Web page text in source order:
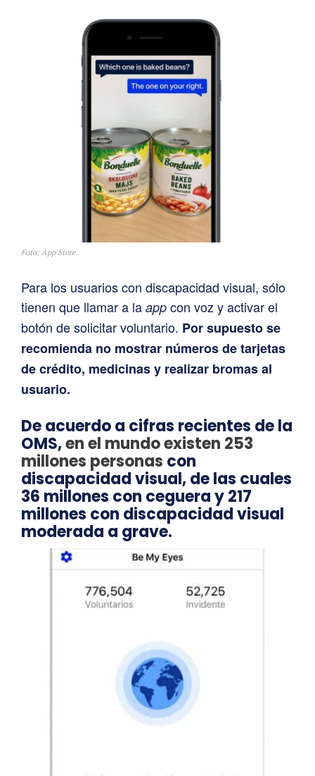
Foto: App Store.
Para los usuarios con discapacidad visual, sólo
tienen que llamar a la app con voz y activar el
botón de solicitar voluntario. Por supuesto se
recomienda no mostrar números de tarjetas
de crédito, medicinas y realizar bromas al
usuario.
De acuerdo a cifras recientes de la
OMS,en el mundo existen 253
millones personas con
discapacidad visual, de las cuales
36 millones con ceguera y 217
millones con discapacidad visual
moderada a grave.